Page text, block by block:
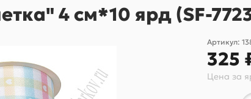
4 см*10 ярд (SF-
Артикул:
325
Цена за